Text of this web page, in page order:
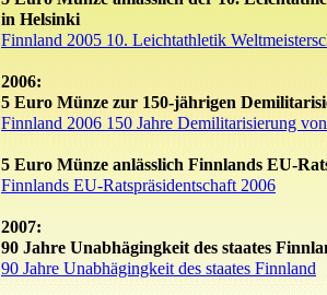
in Helsinki
Finnland 2005 10. Leichtathletik
2006:
5 Euro Münze zur 150-jährigen
Finnland 2006 150 Jahre Demilitarisierung
5 Euro Münze anlässlich Finnlands EU-
Finnlands EU-Ratspräsidentschaft 2006
2007:
90 Jahre Unabhägingkeit des staates
90 Jahre Unabhägingkeit des staates Finnland